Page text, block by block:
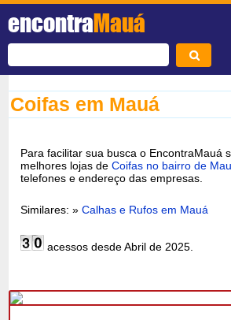
encontraMauá
Coifas em Mauá
Para facilitar sua busca o EncontraMauá
melhores lojas deCoifas no bairro de
telefones e endereço das empresas.
Similares: »Calhas e Rufos em Mauá
acessos desde Abril de 2025.